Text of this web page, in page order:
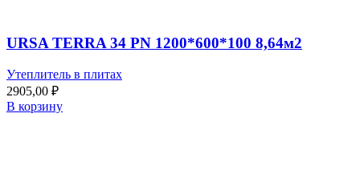
URSA TERRA 34 PN 1200*600*100 8,64м2
Утеплитель в плитах
2905,00 ₽
В корзину